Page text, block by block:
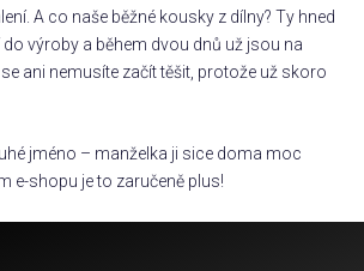
A co naše běžné kousky z dílny? Ty hned
výroby a během dvou dnů už jsou na
ani nemusíte začít těšit, protože už skoro
jméno – manželka ji sice doma moc
e-shopu je to zaručeně plus!